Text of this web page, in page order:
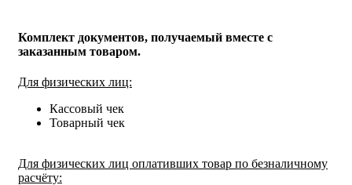
Комплект документов, получаемый вместе с
заказанным товаром.
Для физических лиц:
Кассовый чек
Товарный чек
Для физических лиц оплативших товар по безналичному
расчёту: